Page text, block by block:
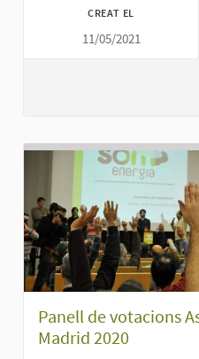
CREAT EL
11/05/2021
Panell de votacions
Madrid 2020